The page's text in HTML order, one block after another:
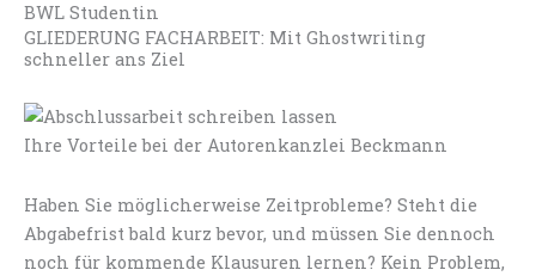
BWL Studentin
GLIEDERUNG FACHARBEIT: Mit Ghostwriting
schneller ans Ziel
Ihre Vorteile bei der Autorenkanzlei Beckmann
Haben Sie möglicherweise Zeitprobleme? Steht die
Abgabefrist bald kurz bevor, und müssen Sie dennoch
noch für kommende Klausuren lernen? Kein Problem,